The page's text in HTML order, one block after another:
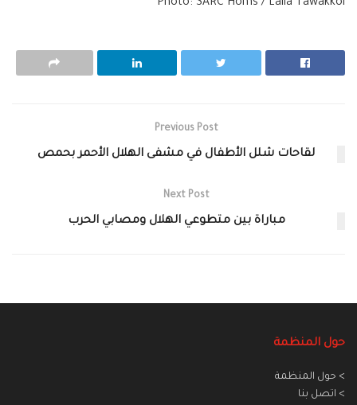
Photo: SARC Homs / Laila Tawakkol
Previous Post
لقاحات شلل الأطفال في مشفى الهلال الأحمر بحمص
Next Post
مباراة بين متطوعي الهلال ومصابي الحرب
حول المنظمة
> حول المنظمة
> اتصل بنا